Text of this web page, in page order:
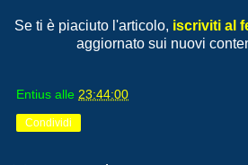
Se ti è piaciuto l'articolo, iscriviti al
aggiornato sui nuovi
Entius alle 23:44:00
Condividi